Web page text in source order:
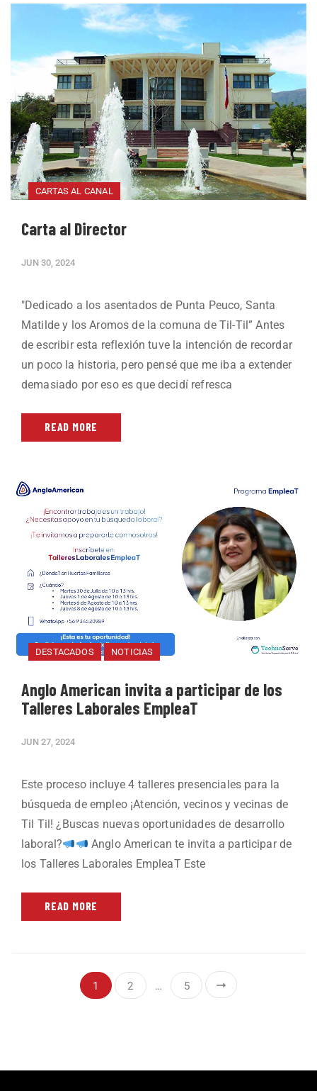
CARTAS AL CANAL
Carta al Director
JUN 30, 2024
"Dedicado a los asentados de Punta Peuco, Santa
Matilde y los Aromos de la comuna de Til-Til” Antes
de escribir esta reflexión tuve la intención de recordar
un poco la historia, pero pensé que me iba a extender
demasiado por eso es que decidí refresca
READ MORE
DESTACADOS NOTICIAS
Anglo American invita a participar de los
Talleres Laborales EmpleaT
JUN 27, 2024
Este proceso incluye 4 talleres presenciales para la
búsqueda de empleo ¡Atención, vecinos y vecinas de
Til Til! ¿Buscas nuevas oportunidades de desarrollo
laboral?
Anglo American te invita a participar de
los Talleres Laborales EmpleaT Este
READ MORE
1 2 … 5